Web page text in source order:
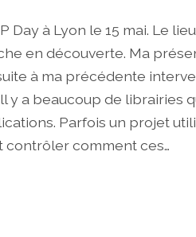
Day à Lyon le 15 mai. Le
en découverte. Ma
à ma précédente
y a beaucoup de librairies
Parfois un projet
contrôler comment ces…